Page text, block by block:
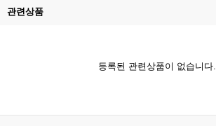
관련상품
등록된 관련상품이 없습니다.